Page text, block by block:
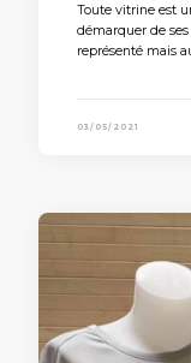
Toute vitrine est
démarquer de
représenté mais
03/05/2021